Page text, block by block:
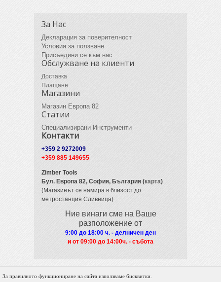
За Нас
Декларация за поверителност
Условия за ползване
Присъедини се към нас
Обслужване на клиенти
Доставка
Плащане
Магазини
Магазин Европа 82
Статии
Специализирани Инструменти
Контакти
+359 2 9272009
+359 885 149655
Zimber Tools
Бул. Европа 82, София, България (карта)
(Магазинът се намира в близост до
метростанция Сливница)
Ние винаги сме на Ваше
разположение от
9:00 до 18:00 ч. - делничен ден
и от 09:00 до 14:00ч. - събота
© 2012 Zimber Tools. All Rights Reserved.
За правилното функциониране на сайта използваме бисквитки.